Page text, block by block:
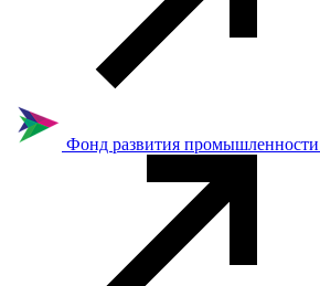
Фонд развития промышленности